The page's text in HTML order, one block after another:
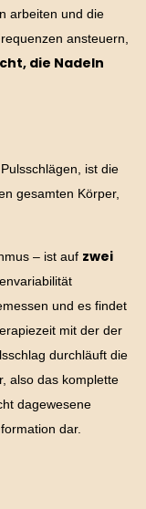
arbeiten und die
ansteuern,
die Nadeln
ist die
gesamten Körper,
– ist auf zwei
und es findet
mit der der
durchläuft die
also das komplette
dagewesene
dar.